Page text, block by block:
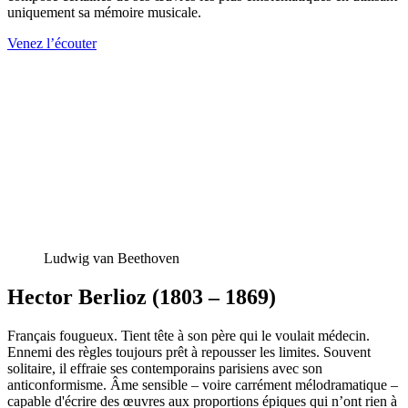
uniquement sa mémoire musicale.
Venez l’écouter
Ludwig van Beethoven
Hector Berlioz (1803 – 1869)
Français fougueux. Tient tête à son père qui le voulait médecin.
Ennemi des règles toujours prêt à repousser les limites. Souvent
solitaire, il effraie ses contemporains parisiens avec son
anticonformisme. Âme sensible – voire carrément mélodramatique –
capable d'écrire des œuvres aux proportions épiques qui n’ont rien à